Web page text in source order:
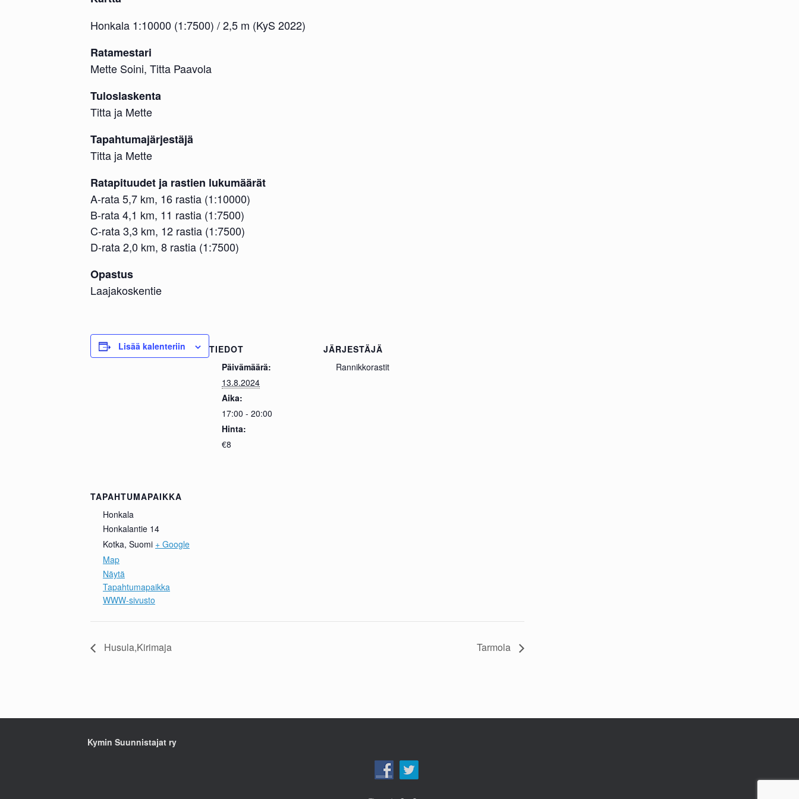
Honkala 1:10000 (1:7500) / 2,5 m (KyS 2022)
Ratamestari
Mette Soini, Titta Paavola
Tuloslaskenta
Titta ja Mette
Tapahtumajärjestäjä
Titta ja Mette
Ratapituudet ja rastien lukumäärät
A-rata 5,7 km, 16 rastia (1:10000)
B-rata 4,1 km, 11 rastia (1:7500)
C-rata 3,3 km, 12 rastia (1:7500)
D-rata 2,0 km, 8 rastia (1:7500)
Opastus
Laajakoskentie
Lisää kalenteriin
TIEDOT
Päivämäärä:
13.8.2024
Aika:
17:00 - 20:00
Hinta:
€8
JÄRJESTÄJÄ
Rannikkorastit
TAPAHTUMAPAIKKA
Honkala
Honkalantie 14
Kotka, Suomi + Google
Map
Näytä
Tapahtumapaikka
WWW-sivusto
Husula,Kirimaja Tarmola
Kymin Suunnistajat ry